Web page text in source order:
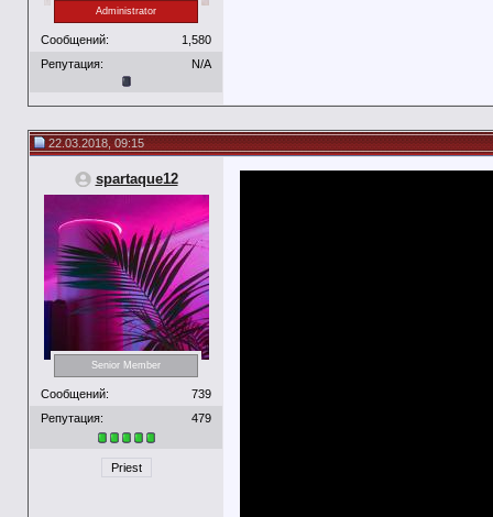
Administrator
Сообщений:
1,580
Репутация:
N/A
22.03.2018, 09:15
spartaque12
Senior Member
Сообщений:
739
Репутация:
479
Priest